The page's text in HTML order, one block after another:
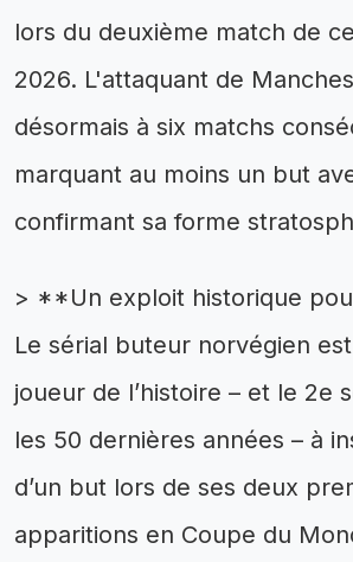
lors du deuxième match de
2026. L'attaquant de
désormais à six matchs
marquant au moins un but
confirmant sa forme
> **Un exploit historique
Le sérial buteur norvégien
joueur de l’histoire – et le 2e
les 50 dernières années – à
d’un but lors de ses deux
apparitions en Coupe du